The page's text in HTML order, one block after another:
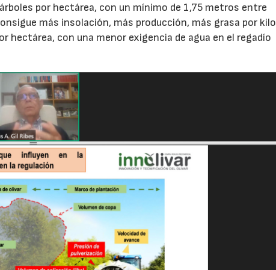
por hectárea, con un mínimo de 1,75 metros entre
más insolación, más producción, más grasa por kilo
hectárea, con una menor exigencia de agua en el regadío